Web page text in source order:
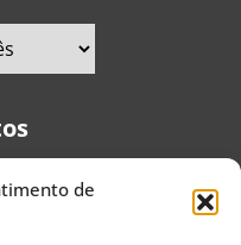
de
|+55 (11) 5587-4334